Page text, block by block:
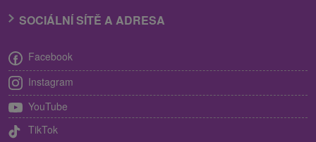
SOCIÁLNÍ SÍTĚ A ADRESA
Facebook
Instagram
YouTube
TikTok